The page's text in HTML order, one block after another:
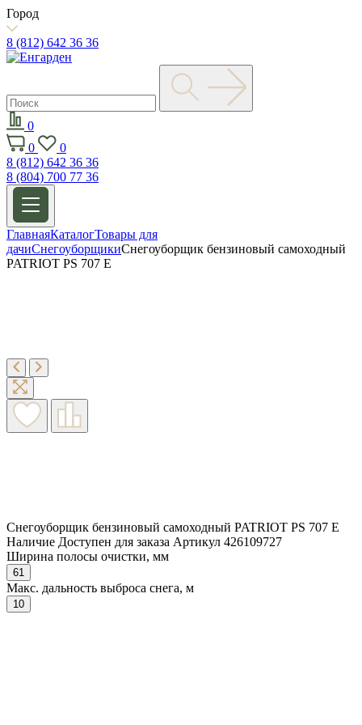
Город
8 (812) 642 36 36
0
0
0
8 (812) 642 36 36
8 (804) 700 77 36
ГлавнаяКаталогТовары для
дачиСнегоуборщикиСнегоуборщик бензиновый самоходный
PATRIOT PS 707 E
Снегоуборщик бензиновый самоходный PATRIOT PS 707 E
Наличие Доступен для заказа Артикул 426109727
Ширина полосы очистки, мм
61
Макс. дальность выброса снега, м
10